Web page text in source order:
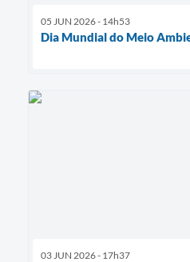
05 JUN 2026 - 14h53
Dia Mundial do Meio
03 JUN 2026 - 17h37